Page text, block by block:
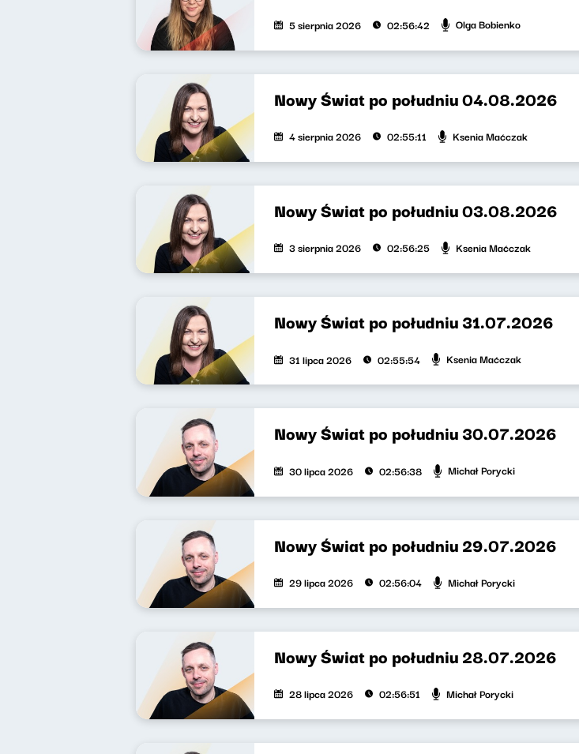
5 sierpnia 2026 02:56:42 Olga Bobienko
Nowy Świat po południu 04.08.2026
4 sierpnia 2026 02:55:11 Ksenia Maćczak
Nowy Świat po południu 03.08.2026
3 sierpnia 2026 02:56:25 Ksenia Maćczak
Nowy Świat po południu 31.07.2026
31 lipca 2026 02:55:54 Ksenia Maćczak
Nowy Świat po południu 30.07.2026
30 lipca 2026 02:56:38 Michał Porycki
Nowy Świat po południu 29.07.2026
29 lipca 2026 02:56:04 Michał Porycki
Nowy Świat po południu 28.07.2026
28 lipca 2026 02:56:51 Michał Porycki